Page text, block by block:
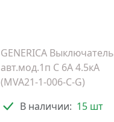
GENERICA Выключатель
авт.мод.1п C 6А 4.5кА
(MVA21-1-006-C-G)
В наличии: 15 шт